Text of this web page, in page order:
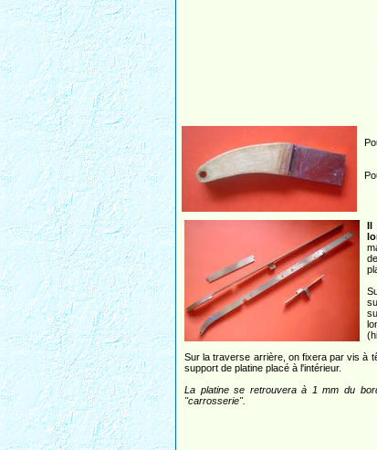
Il
Sur la traverse arrière, on fixera par vis à
support de platine placé à l'intérieur.
La platine se retrouvera à 1 mm du
"carrosserie".